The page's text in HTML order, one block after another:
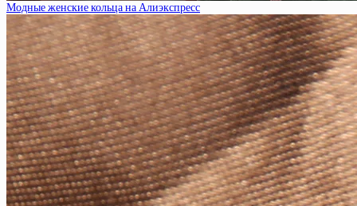
Модные женские кольца на Алиэкспресс